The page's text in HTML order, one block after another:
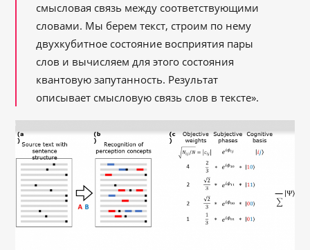
смысловая связь между соответствующими
словами. Мы берем текст, строим по нему
двухкубитное состояние восприятия пары
слов и вычисляем для этого состояния
квантовую запутанность. Результат
описывает смысловую связь слов в тексте».